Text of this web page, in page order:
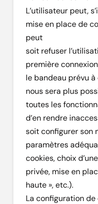
L’utilisateur peut,
mise en place de
peut
soit refuser
première
le bandeau prévu
nous sera plus
toutes les
d’en rendre
soit configurer son
paramètres
cookies, choix
privée, mise en
haute », etc.).
La configuration